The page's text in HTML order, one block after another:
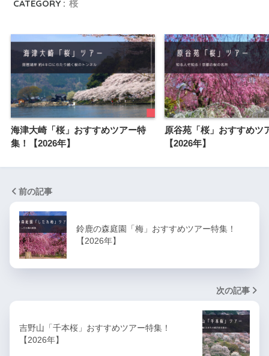
CATEGORY : 桜
海津大崎「桜」おすすめツアー特
集！【2026年】
原谷苑「桜」おすすめツ
【2026年】
前の記事
鈴鹿の森庭園「梅」おすすめツアー特集！
【2026年】
次の記事
吉野山「千本桜」おすすめツアー特集！
【2026年】